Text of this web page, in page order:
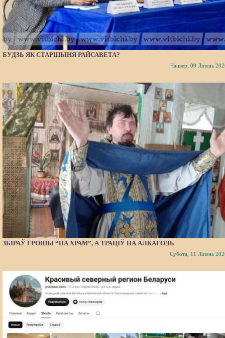
БУДЗЬ ЯК СТАРШЫНЯ РАЙСАВЕТА?
Чацвер, 09 Ліпень
ЗБІРАЎ ГРОШЫ “НА ХРАМ”, А ТРАЦІЎ НА АЛКАГОЛЬ
Субота, 11 Ліпень